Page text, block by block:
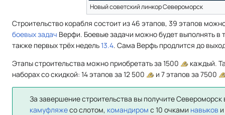
Новый советский линкор Североморск
Строительство корабля состоит из 46 этапов, 39 этапов
боевых задач Верфи. Боевые задачи можно будет выполнять в
также первых трёх недель13.4. Сама Верфь продлится до
Этапы строительства можно приобретать за 1500
каждый.
наборах со скидкой: 14 этапов за 12 500
и 7 этапов за 7500
За завершение строительства вы получите
камуфляжесо слотом, командиром с 10 очками навыков